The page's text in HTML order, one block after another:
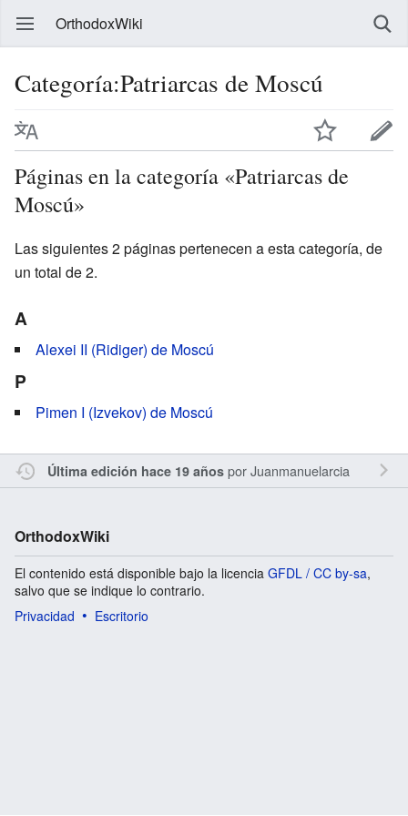
OrthodoxWiki
Categoría:Patriarcas de Moscú
Páginas en la categoría «Patriarcas de
Moscú»
Las siguientes 2 páginas pertenecen a esta categoría, de
un total de 2.
A
Alexei II (Ridiger) de Moscú
P
Pimen I (Izvekov) de Moscú
Última edición hace 19 añosporJuanmanuelarcia
OrthodoxWiki
El contenido está disponible bajo la licencia GFDL / CC by-sa,
salvo que se indique lo contrario.
Privacidad
Escritorio